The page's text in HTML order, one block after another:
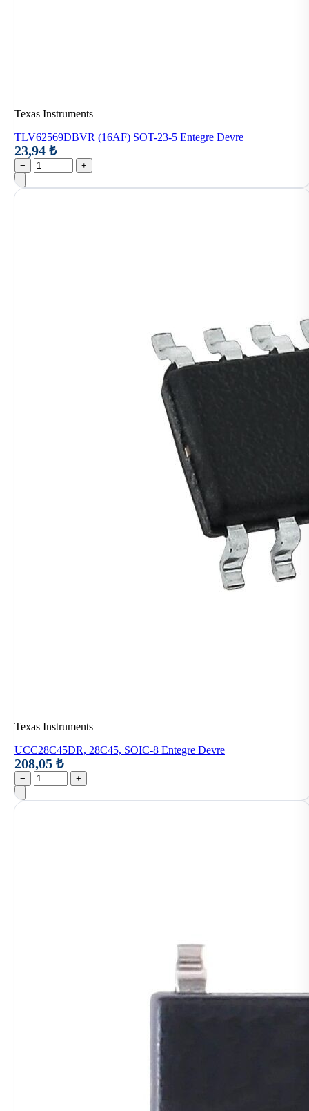
Texas Instruments
TLV62569DBVR (16AF) SOT-23-5 Entegre Devre
23,94 ₺
− +
Texas Instruments
UCC28C45DR, 28C45, SOIC-8 Entegre Devre
208,05 ₺
− +